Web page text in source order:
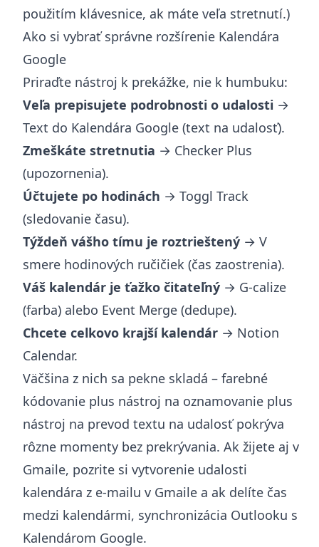
použitím klávesnice, ak máte veľa stretnutí.)
Ako si vybrať správne rozšírenie Kalendára
Google
Priraďte nástroj k prekážke, nie k humbuku:
Veľa prepisujete podrobnosti o udalosti →
Text do Kalendára Google (text na udalosť).
Zmeškáte stretnutia → Checker Plus
(upozornenia).
Účtujete po hodinách → Toggl Track
(sledovanie času).
Týždeň vášho tímu je roztrieštený → V
smere hodinových ručičiek (čas zaostrenia).
Váš kalendár je ťažko čitateľný → G-calize
(farba) alebo Event Merge (dedupe).
Chcete celkovo krajší kalendár → Notion
Calendar.
Väčšina z nich sa pekne skladá – farebné
kódovanie plus nástroj na oznamovanie plus
nástroj na prevod textu na udalosť pokrýva
rôzne momenty bez prekrývania. Ak žijete aj v
Gmaile, pozrite si vytvorenie udalosti
kalendára z e-mailu v Gmaile a ak delíte čas
medzi kalendármi, synchronizácia Outlooku s
Kalendárom Google.